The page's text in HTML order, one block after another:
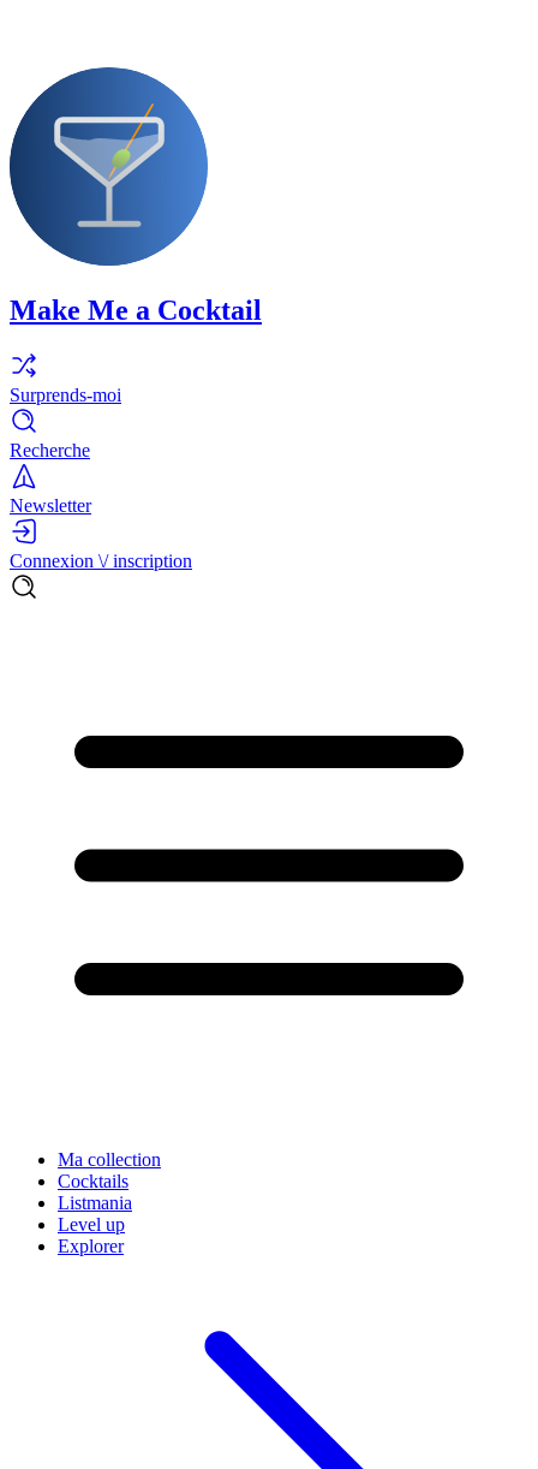
Make Me a Cocktail
Surprends-moi
Recherche
Newsletter
Connexion \/ inscription
Ma collection
Cocktails
Listmania
Level up
Explorer